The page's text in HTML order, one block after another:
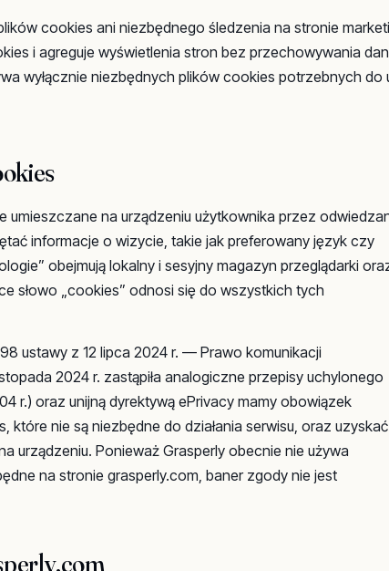
cookies ani niezbędnego śledzenia na stronie
i agreguje wyświetlenia stron bez przechowywania
wyłącznie niezbędnych plików cookies potrzebnych do
umieszczane na urządzeniu użytkownika przez
informacje o wizycie, takie jak preferowany język czy
obejmują lokalny i sesyjny magazyn przeglądarki
słowo „cookies” odnosi się do wszystkich tych
ustawy z 12 lipca 2024 r. — Prawo komunikacji
2024 r. zastąpiła analogiczne przepisy uchylonego
r.) oraz unijną dyrektywą ePrivacy mamy obowiązek
które nie są niezbędne do działania serwisu, oraz uzyskać
urządzeniu. Ponieważ Grasperly obecnie nie używa
na stronie grasperly.com, baner zgody nie jest